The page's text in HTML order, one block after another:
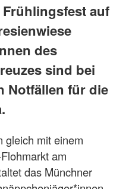
auf
des
sind bei
Notfällen für die
gleich mit einem
am
das Münchner